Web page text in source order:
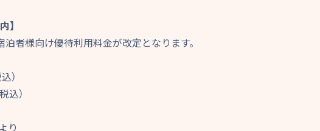
】
泊者様向け優待利用料金が改定となります。
）
）
り